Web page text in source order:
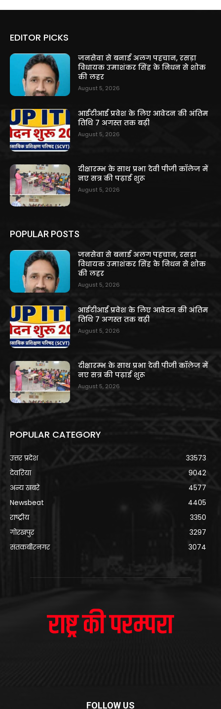
EDITOR PICKS
जनसेवा से बनाई अलग पहचान, रसड़ा
विधायक उमाशंकर सिंह के निधन से शोक
की लहर
August 5, 2026
आईटीआई प्रवेश के लिए आवेदन की अंतिम
तिथि 7 अगस्त तक बढ़ी
August 5, 2026
दीक्षारम्भ के साथ प्रभा देवी पीजी कॉलेज में
नए सत्र की पढ़ाई शुरू
August 5, 2026
POPULAR POSTS
जनसेवा से बनाई अलग पहचान, रसड़ा
विधायक उमाशंकर सिंह के निधन से शोक
की लहर
August 5, 2026
आईटीआई प्रवेश के लिए आवेदन की अंतिम
तिथि 7 अगस्त तक बढ़ी
August 5, 2026
दीक्षारम्भ के साथ प्रभा देवी पीजी कॉलेज में
नए सत्र की पढ़ाई शुरू
August 5, 2026
POPULAR CATEGORY
उत्तर प्रदेश
33573
देवरिया
9042
अन्य खबरे
4577
Newsbeat
4405
राष्ट्रीय
3350
गोरखपुर
3297
संतकबीरनगर
3074
FOLLOW US